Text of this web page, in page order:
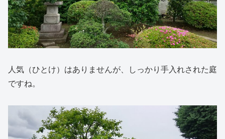
人気（ひとけ）はありませんが、しっかり手入れされた庭
ですね。